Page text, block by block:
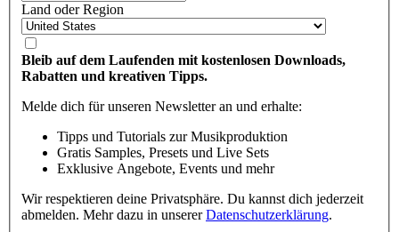
Land oder Region
Bleib auf dem Laufenden mit kostenlosen Downloads,
Rabatten und kreativen Tipps.
Melde dich für unseren Newsletter an und erhalte:
Tipps und Tutorials zur Musikproduktion
Gratis Samples, Presets und Live Sets
Exklusive Angebote, Events und mehr
Wir respektieren deine Privatsphäre. Du kannst dich jederzeit
abmelden. Mehr dazu in unsererDatenschutzerklärung.